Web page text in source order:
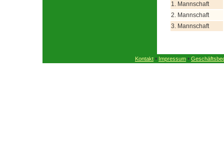
1. Mannschaft
2. Mannschaft
3. Mannschaft
Kontakt • Impressum •